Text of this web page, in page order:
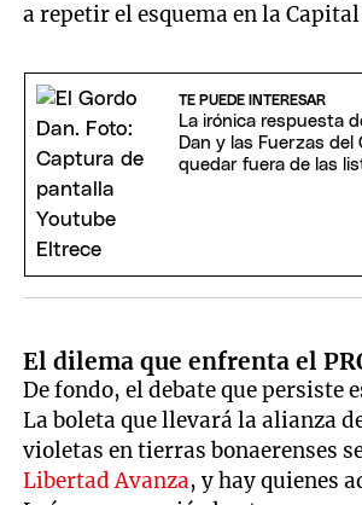
a repetir el esquema en la
TE PUEDE INTERESAR
La irónica respuesta
Dan y las Fuerzas del
quedar fuera de las
El dilema que enfrenta el
De fondo, el debate que persiste
La boleta que llevará la alianza
violetas en tierras bonaerenses
Libertad Avanza, y hay quienes